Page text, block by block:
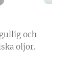
och
oljor.